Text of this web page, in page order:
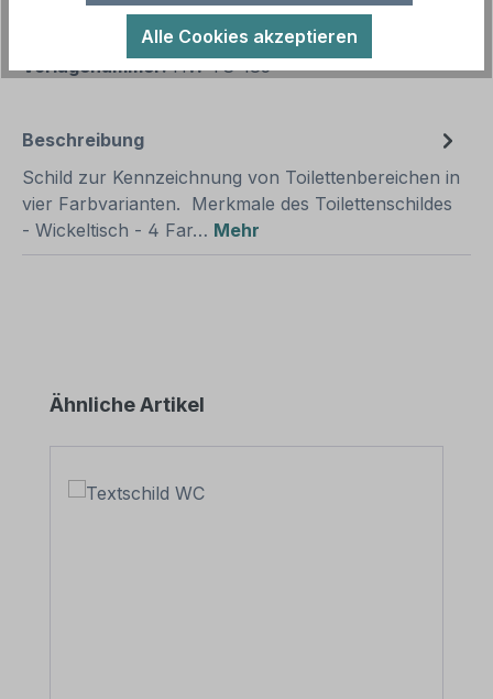
Produktnummer: SH17349
Vorlagenummer: HW-TS-185
Beschreibung
Schild zur Kennzeichnung von Toilettenbereichen in
vier Farbvarianten. Merkmale des Toilettenschildes
- Wickeltisch - 4 Far… Mehr
Produktgalerie überspringen
Ähnliche Artikel
Alle Cookies akzeptieren